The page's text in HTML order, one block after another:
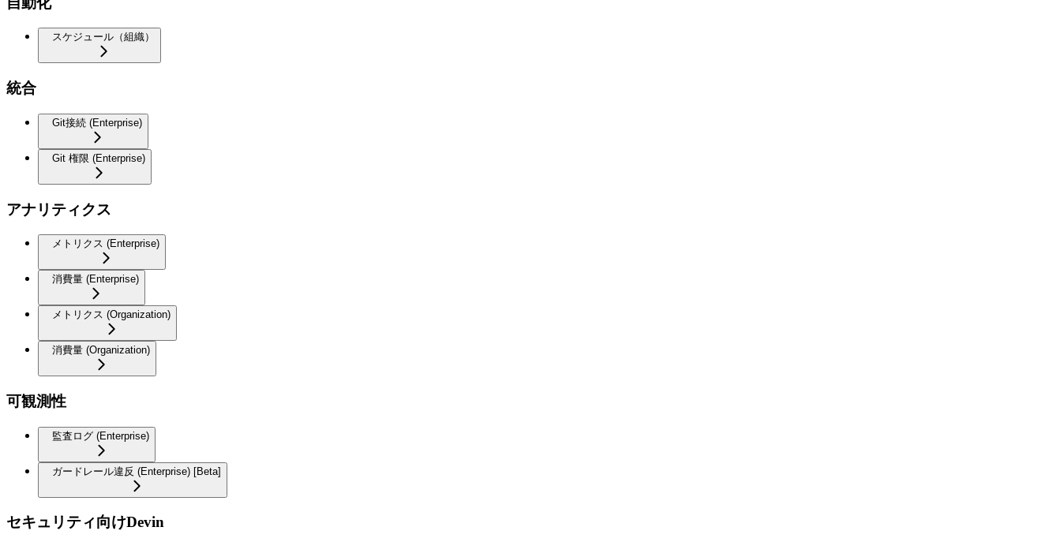
スケジュール（組織）
統合
Git接続 (Enterprise)
Git 権限 (Enterprise)
アナリティクス
メトリクス (Enterprise)
消費量 (Enterprise)
メトリクス (Organization)
消費量 (Organization)
可観測性
監査ログ (Enterprise)
ガードレール違反 (Enterprise) [Beta]
セキュリティ向けDevin